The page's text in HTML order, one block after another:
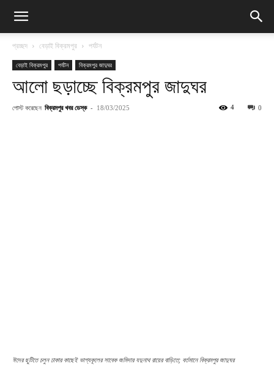
প্রচ্ছদ বেড়াই বিক্রমপুর পর্যটন
বেড়াই বিক্রমপুর পর্যটন বিক্রমপুর জাদুঘর
আলো ছড়াচ্ছে বিক্রমপুর জাদুঘর
পোস্ট করেছেন বিক্রমপুর খবর ডেস্ক - 18/03/2025 0
4
ঈদের ছুটিতে চলুন ঢাকার কাছেই ভাগ্যকূলের সাবেক জমিদার যদুনাথ রায়ের বাড়িতে; বর্তমানে বিক্রমপুর জাদুঘর